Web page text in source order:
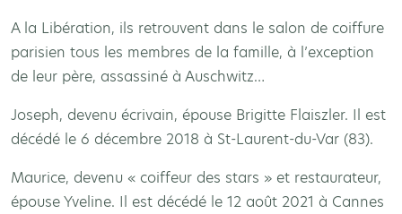
A la Libération, ils retrouvent dans le salon de coiffure
parisien tous les membres de la famille, à l’exception
de leur père, assassiné à Auschwitz…
Joseph, devenu écrivain, épouse Brigitte Flaiszler. Il est
décédé le 6 décembre 2018 à St-Laurent-du-Var (83).
Maurice, devenu « coiffeur des stars » et restaurateur,
épouse Yveline. Il est décédé le 12 août 2021 à Cannes